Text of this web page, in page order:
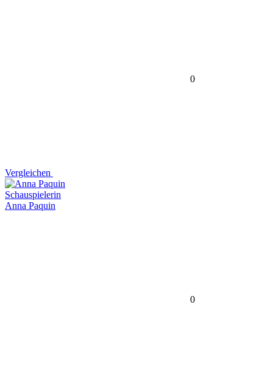
0
Vergleichen
Schauspielerin
Anna Paquin
0